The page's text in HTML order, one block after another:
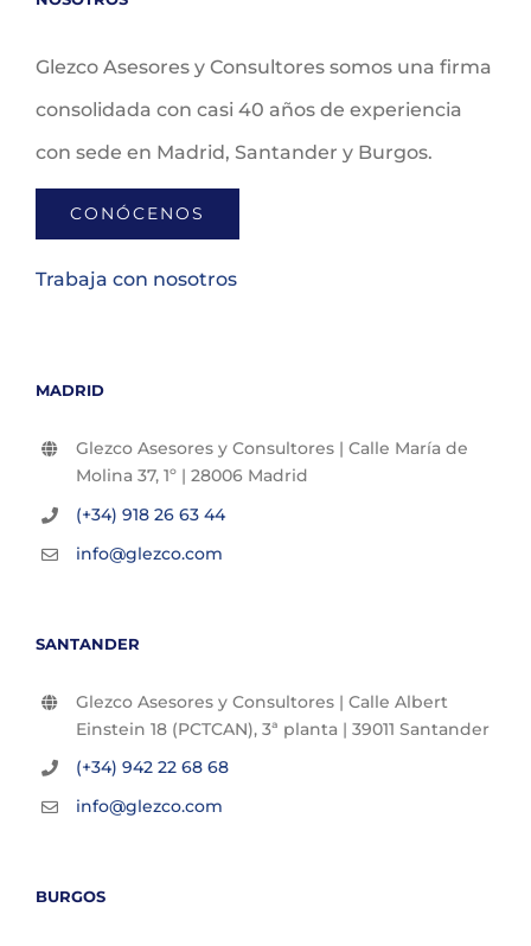
Glezco Asesores y Consultores somos una firma
consolidada con casi 40 años de experiencia
con sede en Madrid, Santander y Burgos.
CONÓCENOS
Trabaja con nosotros
MADRID
Glezco Asesores y Consultores | Calle María de
Molina 37, 1º | 28006 Madrid
(+34) 918 26 63 44
info@glezco.com
SANTANDER
Glezco Asesores y Consultores | Calle Albert
Einstein 18 (PCTCAN), 3ª planta | 39011 Santander
(+34) 942 22 68 68
info@glezco.com
BURGOS